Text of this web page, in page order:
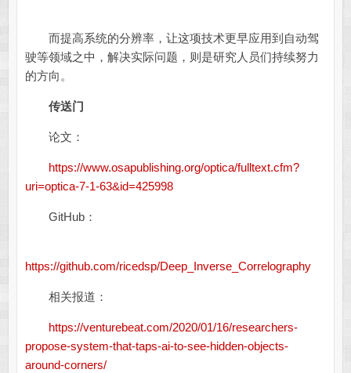
而提高系统的分辨率，让这项技术更早应用到自动驾
驶等领域之中，解决实际问题，则是研究人员们持续努力
的方向。
传送门
论文：
https://www.osapublishing.org/optica/fulltext.cfm?
uri=optica-7-1-63&id=425998
GitHub：
https://github.com/ricedsp/Deep_Inverse_Correlography
相关报道：
https://venturebeat.com/2020/01/16/researchers-
propose-system-that-taps-ai-to-see-hidden-objects-
around-corners/